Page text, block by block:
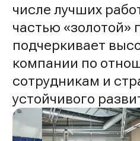
числе лучших
частью «золотой»
подчеркивает
компании по
сотрудникам и
устойчивого